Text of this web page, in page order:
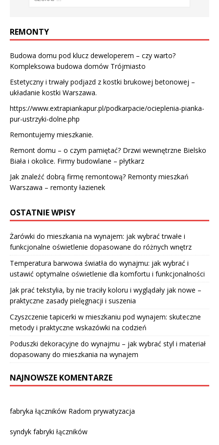
REMONTY
Budowa domu pod klucz deweloperem – czy warto?
Kompleksowa budowa domów Trójmiasto
Estetyczny i trwały podjazd z kostki brukowej betonowej –
układanie kostki Warszawa.
https://www.extrapiankapur.pl/podkarpacie/ocieplenia-pianka-
pur-ustrzyki-dolne.php
Remontujemy mieszkanie.
Remont domu – o czym pamiętać? Drzwi wewnętrzne Bielsko
Biała i okolice. Firmy budowlane – płytkarz
Jak znaleźć dobrą firmę remontową? Remonty mieszkań
Warszawa – remonty łazienek
OSTATNIE WPISY
Żarówki do mieszkania na wynajem: jak wybrać trwałe i
funkcjonalne oświetlenie dopasowane do różnych wnętrz
Temperatura barwowa światła do wynajmu: jak wybrać i
ustawić optymalne oświetlenie dla komfortu i funkcjonalności
Jak prać tekstylia, by nie traciły koloru i wyglądały jak nowe –
praktyczne zasady pielęgnacji i suszenia
Czyszczenie tapicerki w mieszkaniu pod wynajem: skuteczne
metody i praktyczne wskazówki na codzień
Poduszki dekoracyjne do wynajmu – jak wybrać styl i materiał
dopasowany do mieszkania na wynajem
NAJNOWSZE KOMENTARZE
fabryka łączników Radom prywatyzacja
syndyk fabryki łączników